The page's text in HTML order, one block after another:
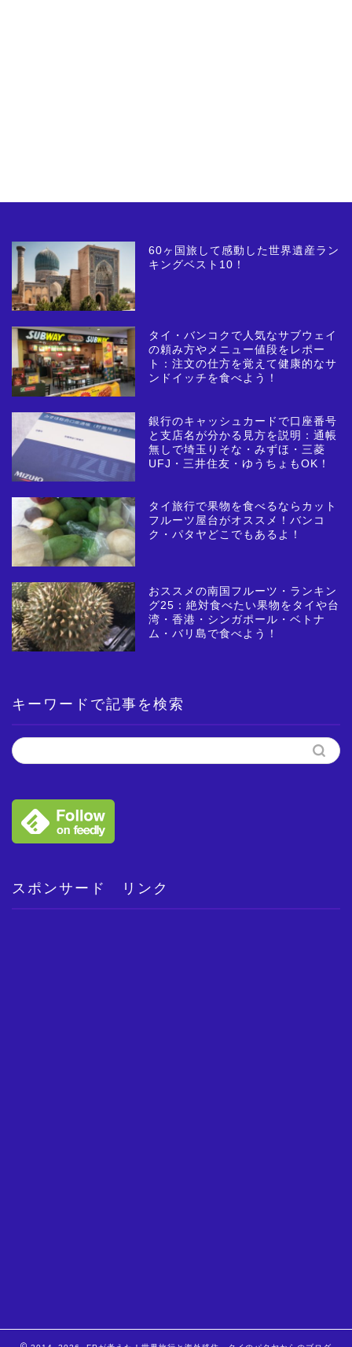
60ヶ国旅して感動した世界遺産ラン
キングベスト10！
タイ・バンコクで人気なサブウェイ
の頼み方やメニュー値段をレポー
ト：注文の仕方を覚えて健康的なサ
ンドイッチを食べよう！
銀行のキャッシュカードで口座番号
と支店名が分かる見方を説明：通帳
無しで埼玉りそな・みずほ・三菱
UFJ・三井住友・ゆうちょもOK！
タイ旅行で果物を食べるならカット
フルーツ屋台がオススメ！バンコ
ク・パタヤどこでもあるよ！
おススメの南国フルーツ・ランキン
グ25：絶対食べたい果物をタイや台
湾・香港・シンガポール・ベトナ
ム・バリ島で食べよう！
キーワードで記事を検索
スポンサード リンク